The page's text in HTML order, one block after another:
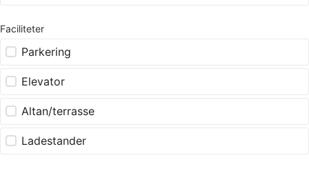
Faciliteter
Parkering
Elevator
Altan/terrasse
Ladestander